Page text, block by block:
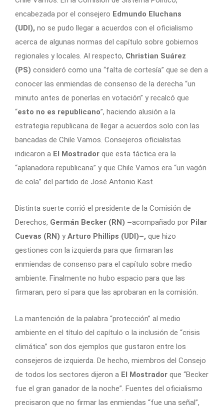
encabezada por el consejero Edmundo Eluchans
(UDI), no se pudo llegar a acuerdos con el oficialismo
acerca de algunas normas del capítulo sobre gobiernos
regionales y locales. Al respecto, Christian Suárez
(PS) consideró como una “falta de cortesía” que se den a
conocer las enmiendas de consenso de la derecha “un
minuto antes de ponerlas en votación” y recalcó que
“esto no es republicano”, haciendo alusión a la
estrategia republicana de llegar a acuerdos solo con las
bancadas de Chile Vamos. Consejeros oficialistas
indicaron a El Mostrador que esta táctica era la
“aplanadora republicana” y que Chile Vamos era “un vagón
de cola” del partido de José Antonio Kast.
Distinta suerte corrió el presidente de la Comisión de
Derechos, Germán Becker (RN) –acompañado por Pilar
Cuevas (RN) y Arturo Phillips (UDI)–, que hizo
gestiones con la izquierda para que firmaran las
enmiendas de consenso para el capítulo sobre medio
ambiente. Finalmente no hubo espacio para que las
firmaran, pero sí para que las aprobaran en la comisión.
La mantención de la palabra “protección” al medio
ambiente en el título del capítulo o la inclusión de “crisis
climática” son dos ejemplos que gustaron entre los
consejeros de izquierda. De hecho, miembros del Consejo
de todos los sectores dijeron a El Mostrador que “Becker
fue el gran ganador de la noche”. Fuentes del oficialismo
precisaron que no firmar las enmiendas “fue una señal”,